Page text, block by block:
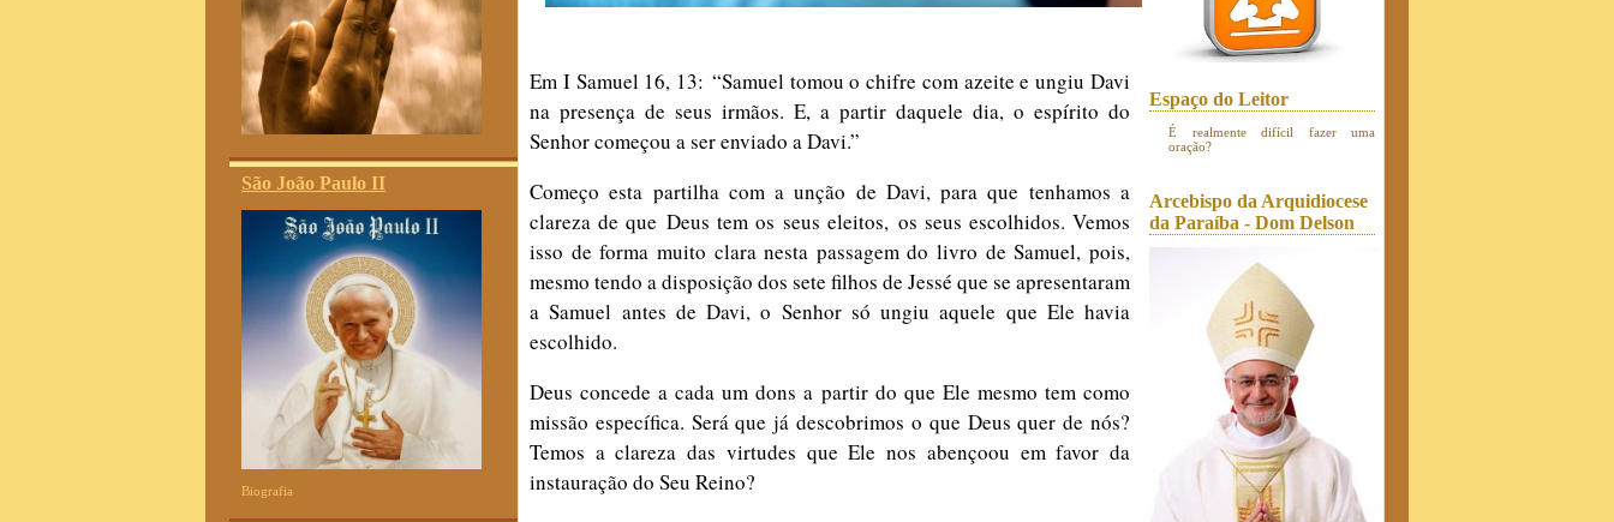
São João Paulo II
Biografia
Em I Samuel 16, 13: “Samuel tomou o chifre com azeite e ungiu Davi
na presença de seus irmãos. E, a partir daquele dia, o espírito do
Senhor começou a ser enviado a Davi.”
Começo esta partilha com a unção de Davi, para que tenhamos a
clareza de queDeus tem os seus eleitos,os seus escolhidos. Vemos
isso de forma muito clara nesta passagem do livro de Samuel, pois,
mesmo tendo a disposição dos sete ﬁlhos de Jessé que se apresentaram
a Samuel antes de Davi, o Senhor só ungiu aquele que Ele havia
escolhido.
Deus concede a cada um dons a partir do que Ele mesmo tem como
missão especíﬁca. Será que já descobrimos o que Deus quer de nós?
Temos a clareza das virtudes que Ele nos abençoou em favor da
instauração do Seu Reino?
Espaço do Leitor
É realmente difícil fazer uma
oração?
Arcebispo da Arquidiocese
da Paraíba - Dom Delson